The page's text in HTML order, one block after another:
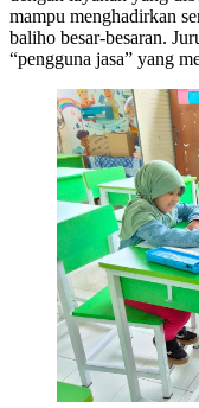
mampu menghadirkan
baliho besar-besaran.
“pengguna jasa” yang